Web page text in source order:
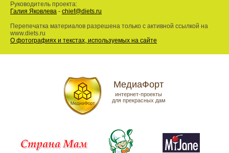
Руководитель проекта:
Галия Яковлева - chief@diets.ru
Перепечатка материалов разрешена только с активной ссылкой на
www.diets.ru
О фотографиях и текстах, используемых на сайте
МедиаФорт
интернет-проекты
для прекрасных дам